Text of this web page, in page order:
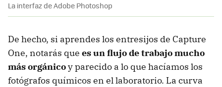
La interfaz de Adobe Photoshop
De hecho, si aprendes los entresijos de Capture
One, notarás que es un flujo de trabajo mucho
más orgánicoy parecido a lo que hacíamos los
fotógrafos químicos en el laboratorio. La curva